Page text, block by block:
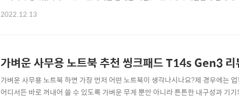
역시 구입해서 비교한 포스팅을 한 적이 있습니다. 이번에는 레노버로부터 리전5i
2022.12.13
가벼운 사무용 노트북 추천 씽크패드 T14s Gen3
가벼운 사무용 노트북 하면 가장 먼저 어떤 노트북이 생각나시나요?제 경우에는
어디서든 바로 꺼내어 쓸 수 있도록 가벼운 무게 뿐만 아니라 튼튼한 내구성과 기